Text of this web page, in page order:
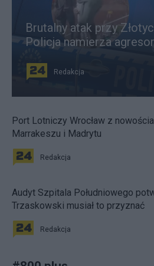
Brutalny atak przy
Policja namierza
Redakcja
Port Lotniczy Wrocław z
Marrakeszu i Madrytu
Redakcja
Audyt Szpitala Południowego
Trzaskowski musiał to przyznać
Redakcja